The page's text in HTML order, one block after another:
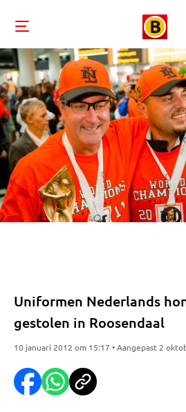
Uniformen Nederlands
gestolen in Roosendaal
10 januari 2012 om 15:17 • Aangepast 2